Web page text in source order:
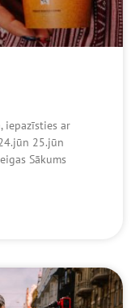
iepazīsties ar
25.jūn
Sākums